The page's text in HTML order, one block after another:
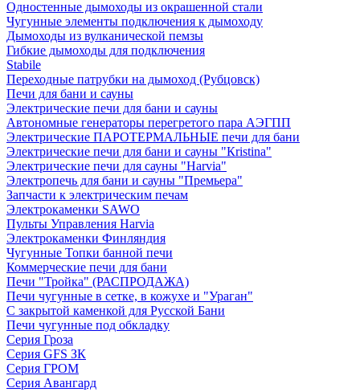
Одностенные дымоходы из окрашенной стали
Чугунные элементы подключения к дымоходу
Дымоходы из вулканической пемзы
Гибкие дымоходы для подключения
Stabile
Переходные патрубки на дымоход (Рубцовск)
Печи для бани и сауны
Электрические печи для бани и сауны
Автономные генераторы перегретого пара АЭГПП
Электрические ПАРОТЕРМАЛЬНЫЕ печи для бани
Электрические печи для бани и сауны "Кristina"
Электрические печи для сауны "Harvia"
Электропечь для бани и сауны "Премьера"
Запчасти к электрическим печам
Электрокаменки SAWO
Пульты Управления Harvia
Электрокаменки Финляндия
Чугунные Топки банной печи
Коммерческие печи для бани
Печи "Тройка" (РАСПРОДАЖА)
Печи чугунные в сетке, в кожухе и "Ураган"
С закрытой каменкой для Русской Бани
Печи чугунные под обкладку
Серия Гроза
Серия GFS ЗК
Серия ГРОМ
Серия Авангард